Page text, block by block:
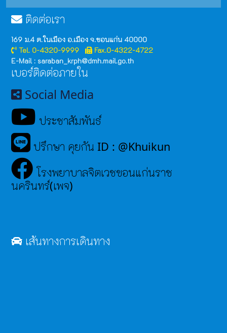
ติดต่อเรา
169 ม.4 ต.ในเมือง อ.เมือง จ.ขอนแก่น 40000
Tel. 0-4320-9999
Fax.0-4322-4722
E-Mail : saraban_krph@dmh.mail.go.th
เบอร์ติดต่อภายใน
Social Media
ประชาสัมพันธ์
ปรึกษา คุยกัน ID : @Khuikun
โรงพยาบาลจิตเวชขอนแก่นราช
นครินทร์(เพจ)
เส้นทางการเดินทาง